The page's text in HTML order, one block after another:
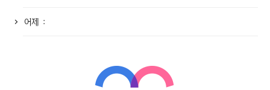
어제 :